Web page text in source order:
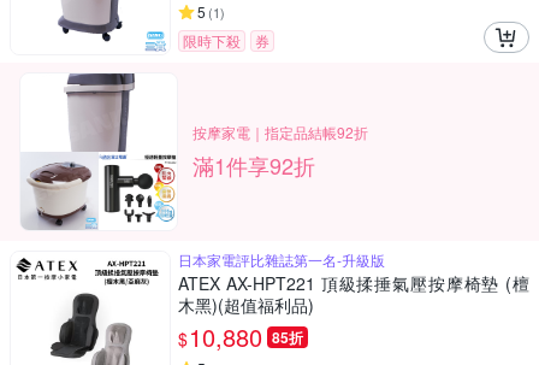
5 (1)
限時下殺 券
按摩家電｜指定品結帳92折
滿1件享92折
日本家電評比雜誌第一名-升級版
ATEX AX-HPT221 頂級揉捶氣壓按摩椅墊 (檀
木黑)(超值福利品)
$10,880 85折